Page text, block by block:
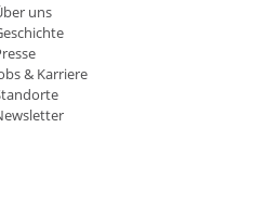
uns
& Karriere